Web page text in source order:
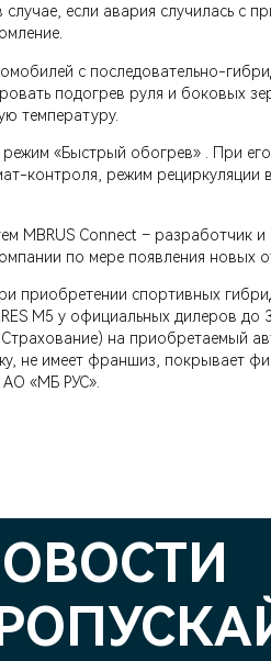
если авария случилась
с последовательно-
подогрев руля и боковых
температуру.
«Быстрый обогрев» . При
контроля, режим рециркуляции
MBRUS Connect –
по мере появления новых
приобретении спортивных
M5 у официальных дилеров
на приобретаемый
не имеет франшиз, покрывает
АО «МБ РУС».